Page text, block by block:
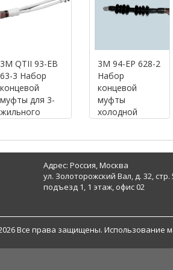
3M QTII 93-EB
63-3 Набор
концевой
муфты для 3-
жильного
3х185-300 мм2
3M 94-EP 628-2
Набор
концевой
муфты
холодной
35кВ, 1х50-185
мм2
Адрес: Россия, Москва
ул. Золоторожский Вал, д. 32, стр.
подъезд 1, 1 этаж, офис 02
Все права защищены. Использование